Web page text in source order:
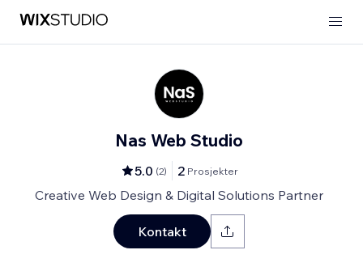
Nas Web Studio
5.0 (2) 2 Prosjekter
Creative Web Design & Digital Solutions Partner
Kontakt